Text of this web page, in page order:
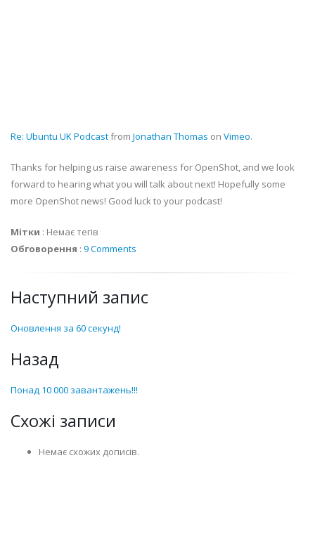
Re: Ubuntu UK Podcastfrom Jonathan Thomas on Vimeo.
Thanks for helping us raise awareness for OpenShot, and we look
forward to hearing what you will talk about next! Hopefully some
more OpenShot news! Good luck to your podcast!
Мітки : Немає тегів
Обговорення : 9 Comments
Наступний запис
Оновлення за 60 секунд!
Назад
Понад 10 000 завантажень!!!
Схожі записи
Немає схожих дописів.